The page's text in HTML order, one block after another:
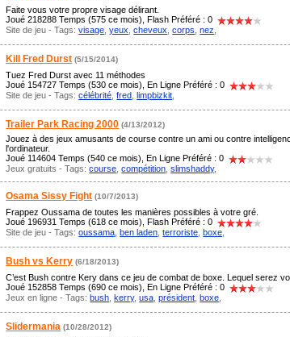
Faite vous votre propre visage délirant.
Joué 218288 Temps (575 ce mois), Flash Préféré : 0
Site de jeu - Tags:visage ,yeux ,cheveux ,corps ,nez
Kill Fred Durst (5/15/2014)
Tuez Fred Durst avec 11 méthodes
Joué 154727 Temps (530 ce mois), En Ligne Préféré : 0
Site de jeu - Tags:célébrité ,fred ,limpbizkit
Trailer Park Racing 2000 (4/13/2012)
Jouez à des jeux amusants de course contre un ami ou contre
l'ordinateur.
Joué 114604 Temps (540 ce mois), En Ligne Préféré : 0
Jeux gratuits - Tags:course ,compétition ,slimshaddy,
Osama Sissy Fight (10/7/2013)
Frappez Oussama de toutes les manières possibles à votre gré.
Joué 196931 Temps (618 ce mois), Flash Préféré : 0
Site de jeu - Tags:oussama ,ben laden ,terroriste ,boxe
Bush vs Kerry (6/18/2013)
C’est Bush contre Kery dans ce jeu de combat de boxe. Lequel serez
Joué 152858 Temps (690 ce mois), En Ligne Préféré : 0
Jeux en ligne - Tags:bush ,kerry,usa ,président ,boxe
Slidermania (10/28/2012)